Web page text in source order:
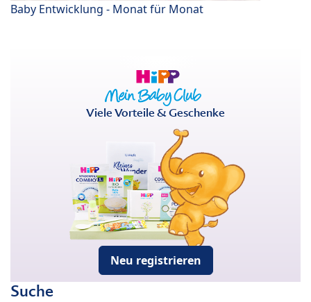
Baby Entwicklung - Monat für Monat
Viele Vorteile & Geschenke
Neu registrieren
Suche